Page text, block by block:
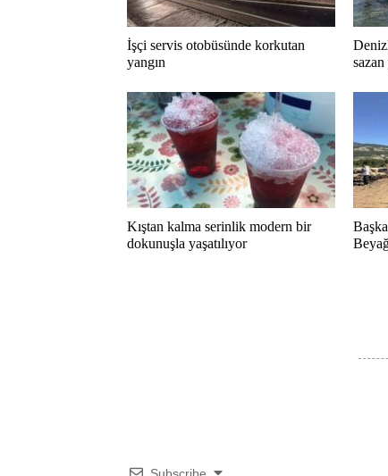
İşçi servis otobüsünde korkutan
yangın
sazan
Kıştan kalma serinlik modern bir
dokunuşla yaşatılıyor
Subscribe